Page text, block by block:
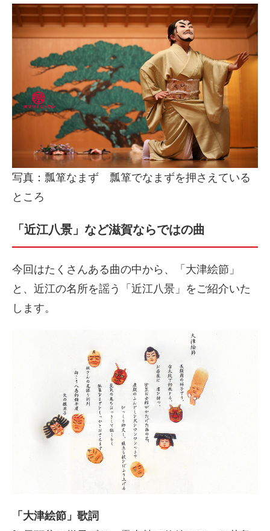
写真：瓢箪なまず 瓢箪でなまずを押さえている
ところ
「近江八景」など滋賀ならではの曲
今回はたくさんある曲の中から、「大津絵節」
と、近江の名所を謡う「近江八景」をご紹介いた
します。
「大津絵節」歌詞